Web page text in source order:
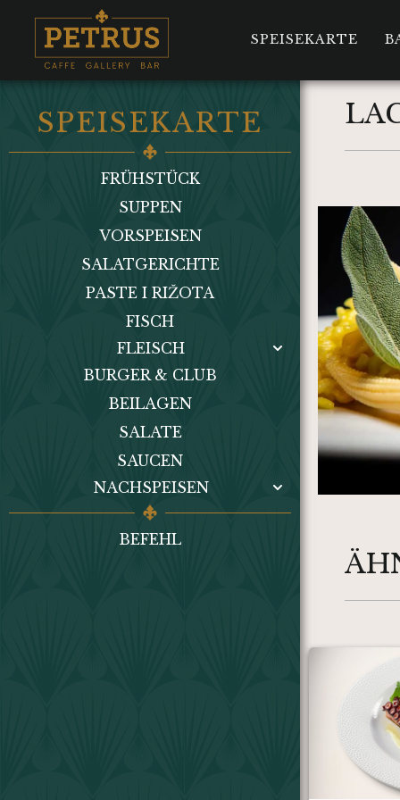
SPEISEKARTE
SPEISEKARTE
FRÜHSTÜCK
SUPPEN
VORSPEISEN
SALATGERICHTE
PASTE I RIŽOTA
FISCH
FLEISCH
BURGER & CLUB
BEILAGEN
SALATE
SAUCEN
NACHSPEISEN
BEFEHL